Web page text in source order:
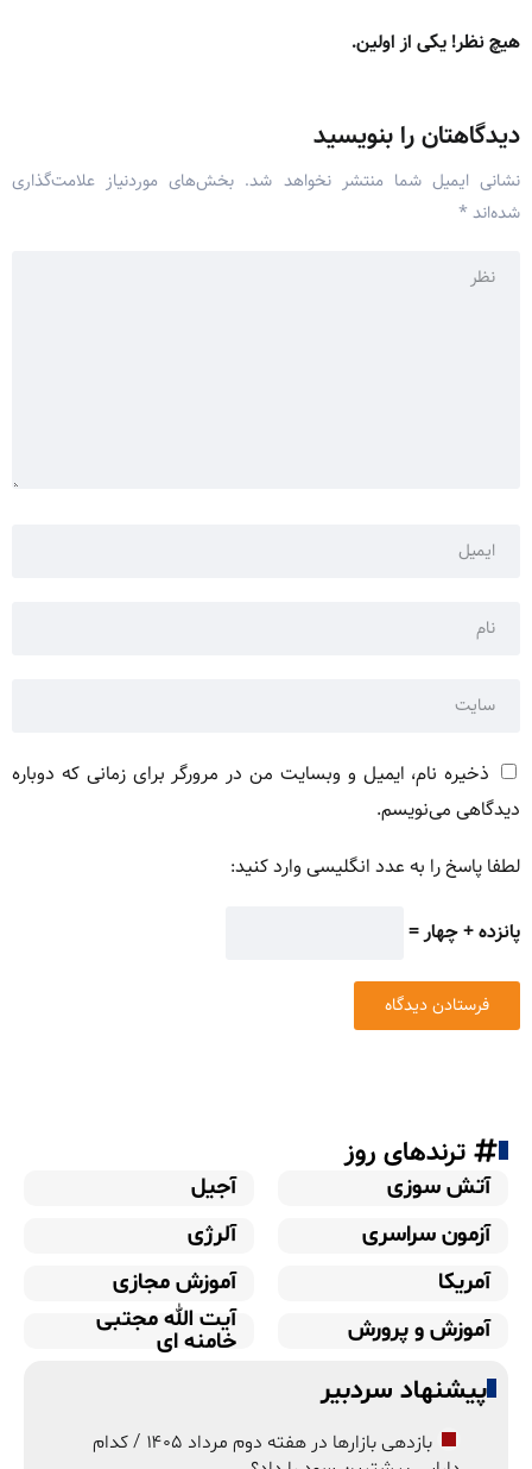
هیچ نظر! یکی از اولین.
دیدگاهتان را بنویسید
نشانی ایمیل شما منتشر نخواهد شد. بخش‌های موردنیاز علامت‌گذاری
شده‌اند *
ذخیره نام، ایمیل و وبسایت من در مرورگر برای زمانی که دوباره
دیدگاهی می‌نویسم.
لطفا پاسخ را به عدد انگلیسی وارد کنید:
پانزده + چهار =
ترندهای روز
آتش سوزی
آجیل
آزمون سراسری
آلرژی
آمریکا
آموزش مجازی
آموزش و پرورش
آیت الله مجتبی
خامنه ای
پیشنهاد سردبیر
بازدهی بازارها در هفته دوم مرداد ۱۴۰۵ / کدام